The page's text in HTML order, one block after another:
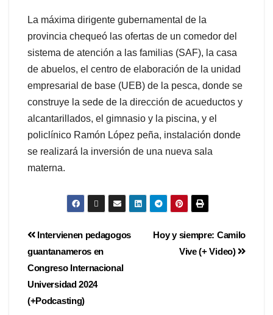
La máxima dirigente gubernamental de la
provincia chequeó las ofertas de un comedor del
sistema de atención a las familias (SAF), la casa
de abuelos, el centro de elaboración de la unidad
empresarial de base (UEB) de la pesca, donde se
construye la sede de la dirección de acueductos y
alcantarillados, el gimnasio y la piscina, y el
policlínico Ramón López peña, instalación donde
se realizará la inversión de una nueva sala
materna.
Hoy y siempre: Camilo
Vive (+ Video)
Intervienen pedagogos
guantanameros en
Congreso Internacional
Universidad 2024
(+Podcasting)